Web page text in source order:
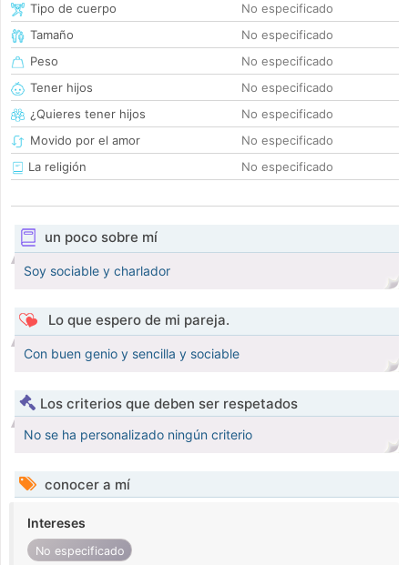
Tipo de cuerpo
No especificado
Tamaño
No especificado
Peso
No especificado
Tener hijos
No especificado
¿Quieres tener hijos
No especificado
Movido por el amor
No especificado
La religión
No especificado
un poco sobre mí
Soy sociable y charlador
Lo que espero de mi pareja.
Con buen genio y sencilla y sociable
Los criterios que deben ser respetados
No se ha personalizado ningún criterio
conocer a mí
Intereses
No especificado